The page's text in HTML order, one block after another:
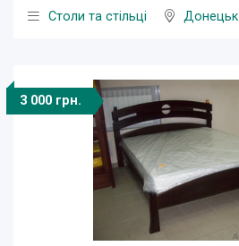
Столи та стільці
Донецьк
3 000 грн.